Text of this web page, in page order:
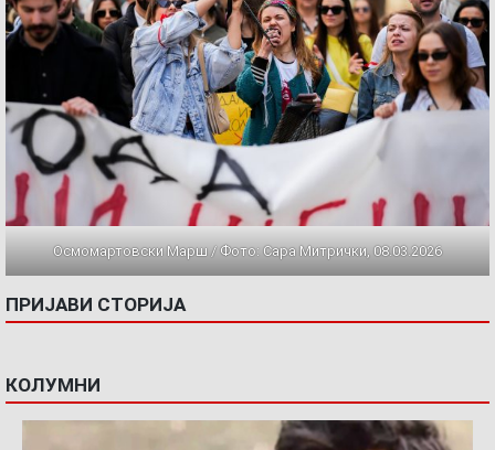
Осмомартовски Марш / Фото: Сара Митрички, 08.03.2026
ПРИЈАВИ СТОРИЈА
КОЛУМНИ